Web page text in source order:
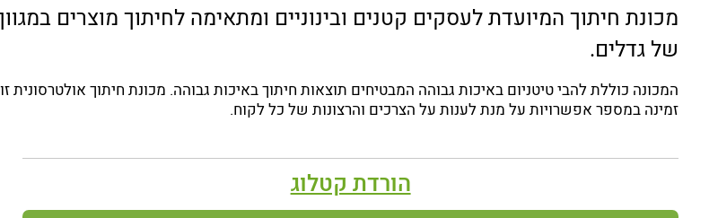
מכונת חיתוך המיועדת לעסקים קטנים ובינוניים ומתאימה לחיתוך מוצרים
של גדלים.
המכונה כוללת להבי טיטניום באיכות גבוהה המבטיחים תוצאות חיתוך באיכות גבוהה. מכונת חיתוך אולטרסונית
זמינה במספר אפשרויות על מנת לענות על הצרכים והרצונות של כל לקוח.
הורדת קטלוג